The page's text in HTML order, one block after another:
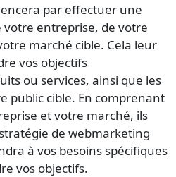
par effectuer une
entreprise, de votre
marché cible. Cela leur
vos objectifs
ou services, ainsi que les
public cible. En comprenant
et votre marché, ils
de webmarketing
à vos besoins spécifiques
vos objectifs.